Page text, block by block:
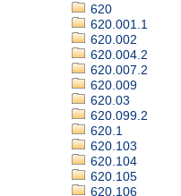
620
620.001.1
620.002
620.004.2
620.007.2
620.009
620.03
620.099.2
620.1
620.103
620.104
620.105
620.106